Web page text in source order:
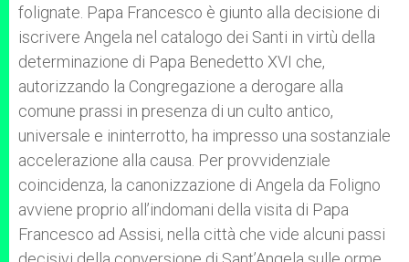
folignate. Papa Francesco è giunto alla decisione di
iscrivere Angela nel catalogo dei Santi in virtù della
determinazione di Papa Benedetto XVI che,
autorizzando la Congregazione a derogare alla
comune prassi in presenza di un culto antico,
universale e ininterrotto, ha impresso una sostanziale
accelerazione alla causa. Per provvidenziale
coincidenza, la canonizzazione di Angela da Foligno
avviene proprio all’indomani della visita di Papa
Francesco ad Assisi, nella città che vide alcuni passi